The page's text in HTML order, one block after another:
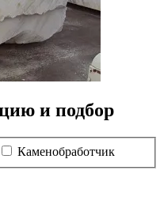
и подбор
Каменобработчик